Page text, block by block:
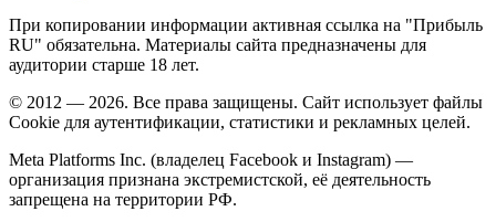
При копировании информации активная ссылка на "Прибыль
RU" обязательна. Материалы сайта предназначены для
аудитории старше 18 лет.
© 2012 — 2026. Все права защищены. Сайт использует файлы
Cookie для аутентификации, статистики и рекламных целей.
Meta Platforms Inc. (владелец Facebook и Instagram) —
организация признана экстремистской, её деятельность
запрещена на территории РФ.